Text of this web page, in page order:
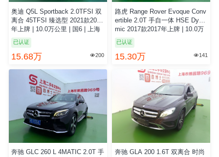
奥迪 Q5L Sportback 2.0TFSI 双
离合 45TFSI 臻选型 2021款2021
年上牌 | 10.0万公里 | 国6 | 上海
牌
已认证
15.68万 200
路虎 Range Rover Evoque Conv
ertible 2.0T 手自一体 HSE Dyna
mic 2017款2017年上牌 | 10.0万
公里 | 欧5 | 上海牌
已认证
15.30万  141
奔驰 GLC 260 L 4MATIC 2.0T 手
奔驰 GLA 200 1.6T 双离合 时尚